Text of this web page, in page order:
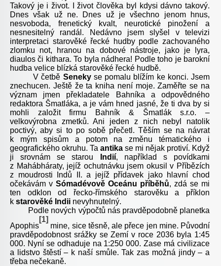
Takový je i život. I život člověka byl kdysi dávno takový.
Dnes však už ne. Dnes už je všechno jenom hnus,
nesvoboda, frenetický kvalt, neurotické pinožení a
nesnesitelný randál. Nedávno jsem slyšel v televizi
interpretaci starověké řecké hudby podle zachovaného
zlomku not, hranou na dobové nástroje, jako je lyra,
diaulos či kithara. To byla nádhera! Podle toho je barokní
hudba velice blízká starověké řecké hudbě.
V četbě Senekyse pomalu blížím ke konci. Jsem
znechucen. Ještě že ta kniha není moje. Zaměřte se na
význam jmen překladatele Bahníka a odpovědného
redaktora Šmatláka, a je vám hned jasné, že ti dva by si
mohli založit firmu Bahník & Šmatlák s.r.o. –
velkovýrobna zmetků. Ani jeden z nich nebyl natolik
poctivý, aby si to po sobě přečetl. Těším se na návrat
k mým spisům a potom na změnu tématického i
geografického okruhu. Ta antika se mi nějak protiví. Když
ji srovnám se starou
Indií, například s povídkami
z Mahábháraty, jejíž ochutnávku jsem okusil v Příbězích
z moudrosti Indů II. a jejíž přídavek jako hlavní chod
očekávám v Sómadévově Oceánu příběhů, zdá se mi
ten odklon od řecko-římského starověku a příklon
k starověké Indii nevyhnutelný.
Podle nových výpočtů nás pravděpodobně planetka
Apophis
[1]
mine, sice těsně, ale přece jen mine. Původní
pravděpodobnost srážky se Zemí v roce 2036 byla 1:45
000. Nyní se odhaduje na 1:250 000. Zase má civilizace
a lidstvo štěstí – k naší smůle. Tak zas možná jindy – a
třeba nečekaně.